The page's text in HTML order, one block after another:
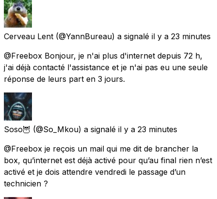
Cerveau Lent (@YannBureau) a signalé il y a 23 minutes
@Freebox Bonjour, je n'ai plus d'internet depuis 72 h,
j'ai déjà contacté l'assistance et je n'ai pas eu une seule
réponse de leurs part en 3 jours.
Soso🦉 (@So_Mkou) a signalé il y a 23 minutes
@Freebox je reçois un mail qui me dit de brancher la
box, qu’internet est déjà activé pour qu’au final rien n’est
activé et je dois attendre vendredi le passage d’un
technicien ?